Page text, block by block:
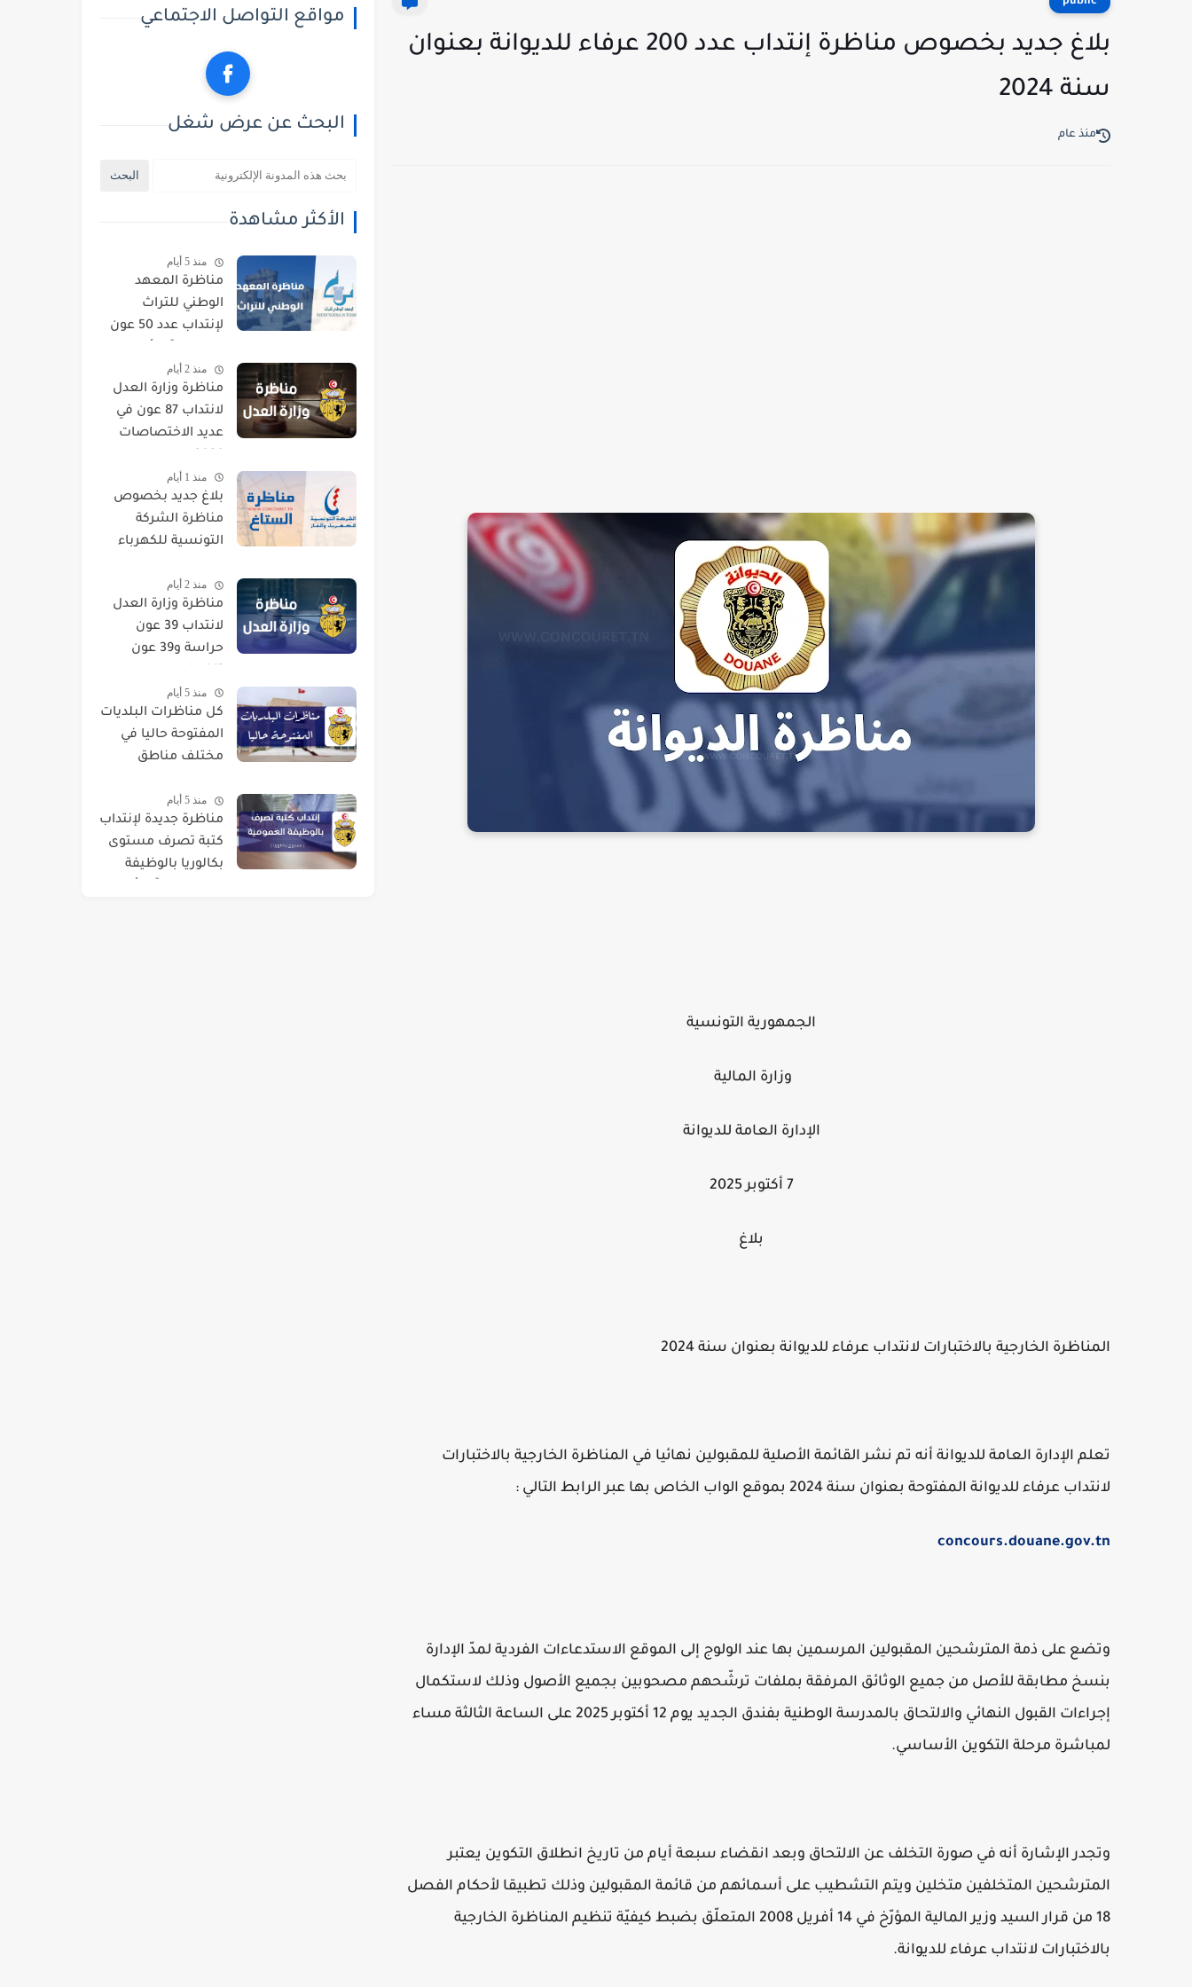
بلاغ جديد بخصوص مناظرة إنتداب عدد 200 عرفاء للديوانة بعنوان
سنة 2024
منذ عام
الجمهورية التونسية
وزارة المالية
الإدارة العامة للديوانة
7 أكتوبر 2025
بلاغ
المناظرة الخارجية بالاختبارات لانتداب عرفاء للديوانة بعنوان سنة 2024
تعلم الإدارة العامة للديوانة أنه تم نشر القائمة الأصلية للمقبولين نهائيا في المناظرة الخارجية بالاختبارات
لانتداب عرفاء للديوانة المفتوحة بعنوان سنة 2024 بموقع الواب الخاص بها عبر الرابط التالي :
concours.douane.gov.tn
وتضع على ذمة المترشحين المقبولين المرسمين بها عند الولوج إلى الموقع الاستدعاءات الفردية لمدّ الإدارة
بنسخ مطابقة للأصل من جميع الوثائق المرفقة بملفات ترشّحهم مصحوبين بجميع الأصول وذلك لاستكمال
إجراءات القبول النهائي والالتحاق بالمدرسة الوطنية بفندق الجديد يوم 12 أكتوبر 2025 على الساعة الثالثة مساء
لمباشرة مرحلة التكوين الأساسي.
وتجدر الإشارة أنه في صورة التخلف عن الالتحاق وبعد انقضاء سبعة أيام من تاريخ انطلاق التكوين يعتبر
المترشحين المتخلفين متخلين ويتم التشطيب على أسمائهم من قائمة المقبولين وذلك تطبيقا لأحكام الفصل
18 من قرار السيد وزير المالية المؤرّخ في 14 أفريل 2008 المتعلّق بضبط كيفيّة تنظيم المناظرة الخارجية
بالاختبارات لانتداب عرفاء للديوانة.
مواقع التواصل الاجتماعي
البحث عن عرض شغل
الأكثر مشاهدة
منذ 5 أيام
مناظرة المعهد
الوطني للتراث
لإنتداب عدد 50 عون
2026
منذ 2 أيام
مناظرة وزارة العدل
لانتداب 87 عون في
عديد الاختصاصات
منذ 1 أيام
بلاغ جديد بخصوص
مناظرة الشركة
التونسية للكهرباء
إطارات
منذ 2 أيام
مناظرة وزارة العدل
لانتداب 39 عون
حراسة و39 عون
منذ 5 أيام
كل مناظرات البلديات
المفتوحة حاليا في
مختلف مناطق
منذ 5 أيام
مناظرة جديدة لإنتداب
كتبة تصرف مستوى
بكالوريا بالوظيفة